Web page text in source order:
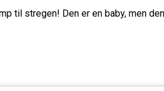
til stregen! Den er en baby, men